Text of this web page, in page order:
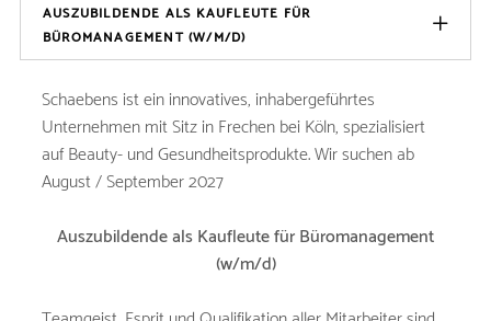
AUSZUBILDENDE ALS KAUFLEUTE FÜR
BÜROMANAGEMENT (W/M/D)
Schaebens ist ein innovatives, inhabergeführtes
Unternehmen mit Sitz in Frechen bei Köln, spezialisiert
auf Beauty- und Gesundheitsprodukte. Wir suchen ab
August / September 2027
Auszubildende als Kaufleute für Büromanagement
(w/m/d)